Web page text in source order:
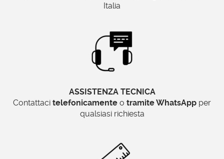
Italia
ASSISTENZA TECNICA
Contattaci telefonicamente o tramite WhatsApp per
qualsiasi richiesta